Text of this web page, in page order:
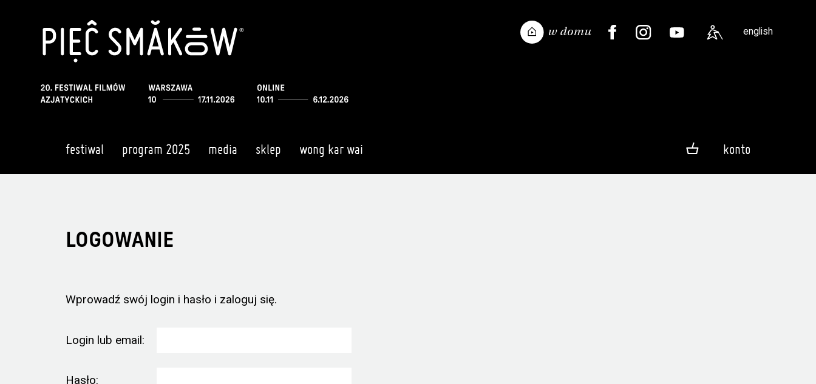
english
festiwal program 2025 media sklep wong kar wai konto
LOGOWANIE
Wprowadź swój login i hasło i zaloguj się.
Login lub email:
Hasło: